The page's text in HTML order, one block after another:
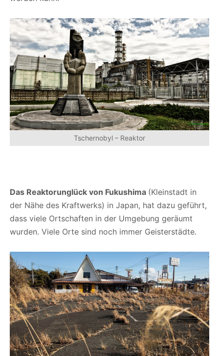
Tschernobyl – Reaktor
Das Reaktorunglück von Fukushima (Kleinstadt in
der Nähe des Kraftwerks) in Japan, hat dazu geführt,
dass viele Ortschaften in der Umgebung geräumt
wurden. Viele Orte sind noch immer Geisterstädte.